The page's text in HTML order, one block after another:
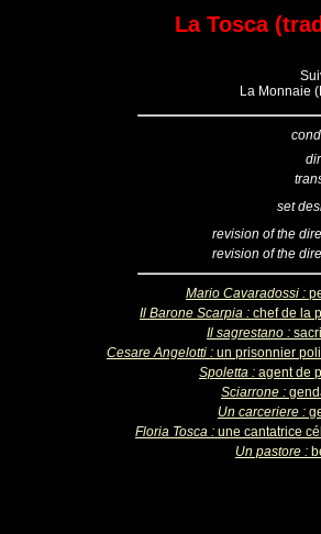
La Tosca
La Monnaie
set
revision of the
revision of the
Mario Cavaradossi :
Il Barone Scarpia : chef de la
Il sagrestano :
Cesare Angelotti : un prisonnier
Spoletta : agent de
Sciarrone :
Un carceriere :
Floria Tosca : une cantatrice
Un pastore :